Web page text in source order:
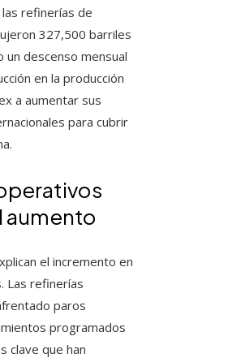
las refinerías de
327,500 barriles
un descenso mensual
en la producción
a aumentar sus
para cubrir
aumento
el incremento en
Las refinerías
paros
programados
clave que han